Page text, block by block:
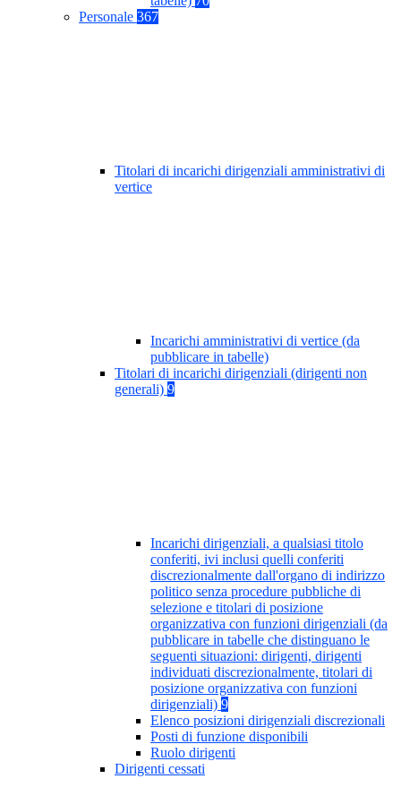
Personale 367
Titolari di incarichi dirigenziali amministrativi di
vertice
Incarichi amministrativi di vertice (da
pubblicare in tabelle)
Titolari di incarichi dirigenziali (dirigenti non
generali) 9
Incarichi dirigenziali, a qualsiasi titolo
conferiti, ivi inclusi quelli conferiti
discrezionalmente dall'organo di indirizzo
politico senza procedure pubbliche di
selezione e titolari di posizione
organizzativa con funzioni dirigenziali (da
pubblicare in tabelle che distinguano le
seguenti situazioni: dirigenti, dirigenti
individuati discrezionalmente, titolari di
posizione organizzativa con funzioni
dirigenziali) 9
Elenco posizioni dirigenziali discrezionali
Posti di funzione disponibili
Ruolo dirigenti
Dirigenti cessati